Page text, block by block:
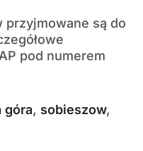
przyjmowane są do
pod numerem
góra, sobieszow,